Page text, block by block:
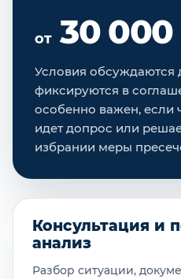
от 30
Условия обсуждаются
фиксируются в
особенно важен, если
идет допрос или
избрании меры
Консультация и
анализ
Разбор ситуации,